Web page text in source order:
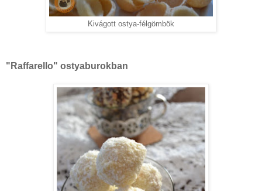
Kivágott ostya-félgömbök
"Raffarello" ostyaburokban